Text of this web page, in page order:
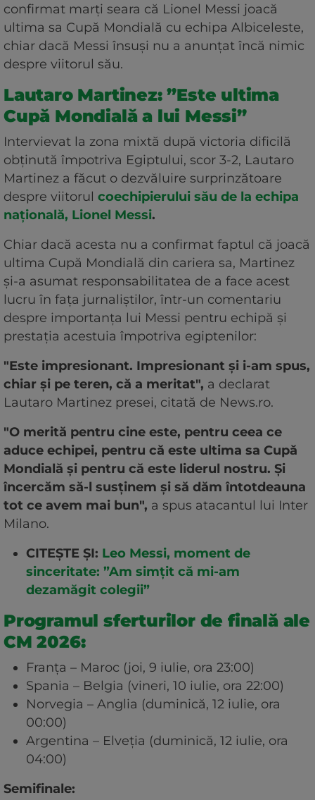
confirmat marţi seara că Lionel Messi joacă
ultima sa Cupă Mondială cu echipa Albiceleste,
chiar dacă Messi însuşi nu a anunţat încă nimic
despre viitorul său.
Lautaro Martinez: ”Este ultima
Cupă Mondială a lui Messi”
Intervievat la zona mixtă după victoria dificilă
obţinută împotriva Egiptului, scor 3-2, Lautaro
Martinez a făcut o dezvăluire surprinzătoare
despre viitorul coechipierului său de la echipa
naţională, Lionel Messi.
Chiar dacă acesta nu a confirmat faptul că joacă
ultima Cupă Mondială din cariera sa, Martinez
şi-a asumat responsabilitatea de a face acest
lucru în faţa jurnaliştilor, într-un comentariu
despre importanţa lui Messi pentru echipă şi
prestaţia acestuia împotriva egiptenilor:
"Este impresionant. Impresionant şi i-am spus,
chiar şi pe teren, că a meritat", a declarat
Lautaro Martinez presei, citată de News.ro.
"O merită pentru cine este, pentru ceea ce
aduce echipei, pentru că este ultima sa Cupă
Mondială şi pentru că este liderul nostru. Şi
încercăm să-l susţinem şi să dăm întotdeauna
tot ce avem mai bun", a spus atacantul lui Inter
Milano.
CITEȘTE ȘI: Leo Messi, moment de
sinceritate: ”Am simțit că mi-am
dezamăgit colegii”
Programul sferturilor de finală ale
CM 2026:
Franța – Maroc (joi, 9 iulie, ora 23:00)
Spania – Belgia (vineri, 10 iulie, ora 22:00)
Norvegia – Anglia (duminică, 12 iulie, ora
00:00)
Argentina – Elveția (duminică, 12 iulie, ora
04:00)
Semifinale: